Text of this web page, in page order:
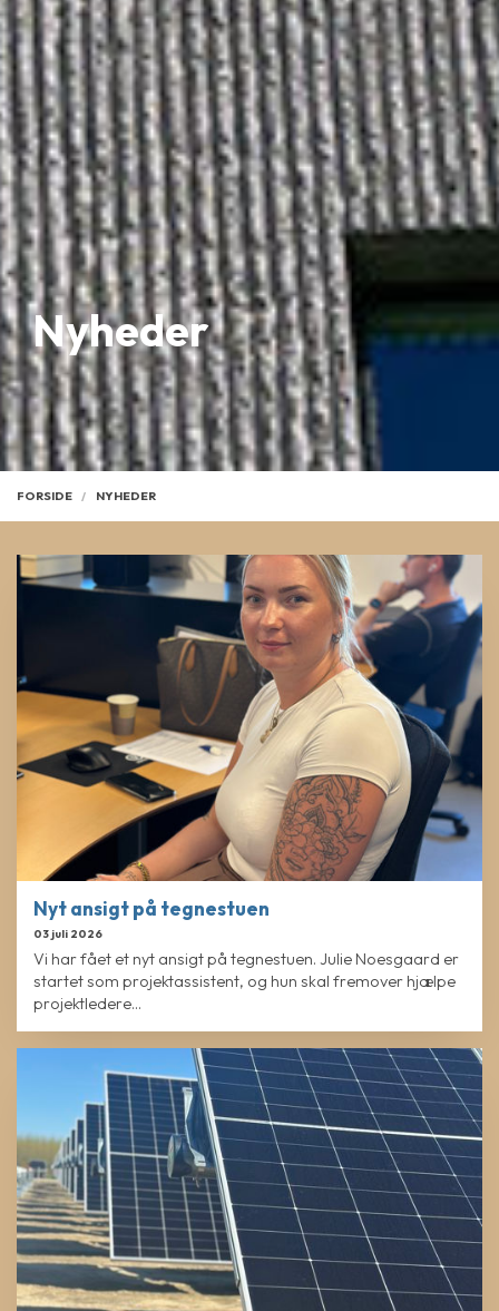
Nyheder
FORSIDE NYHEDER
Nyt ansigt på tegnestuen
03 juli 2026
Vi har fået et nyt ansigt på tegnestuen. Julie Noesgaard er
startet som projektassistent, og hun skal fremover hjælpe
projektledere...